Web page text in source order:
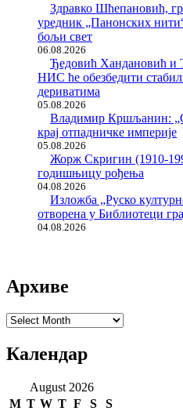
Здравко Шћепановић,
уредник „Панонских
бољи свет
06.08.2026
Ђедовић Хандановић и
НИС ће обезбедити
дериватима
05.08.2026
Владимир Кршљанин:
крај отпадничке империје
05.08.2026
Жорж Скригин (1910-
годишњицу рођења
04.08.2026
Изложба „Руско
отворена у Библиотеци
04.08.2026
Архиве
Архиве
Календар
August 2026
M T W T F S
S